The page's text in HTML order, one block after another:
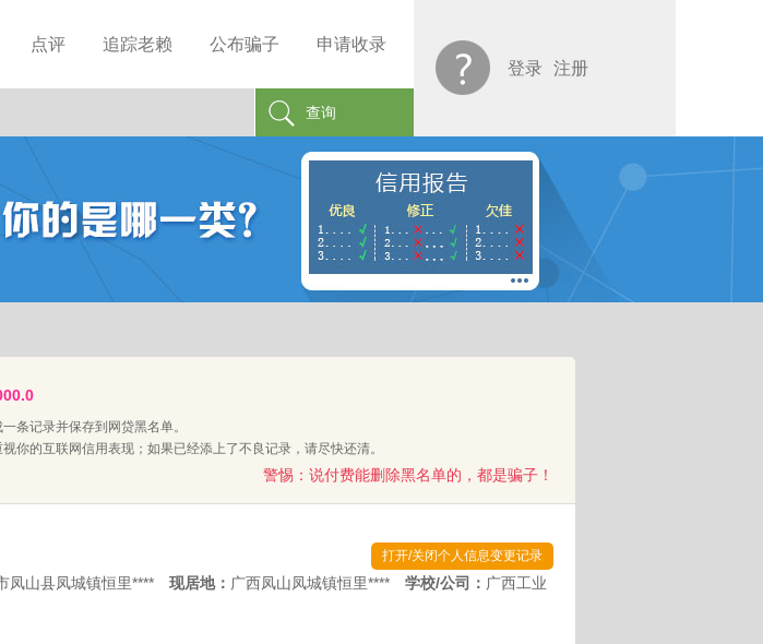
点评 追踪老赖 公布骗子 申请收录
查询
登录 注册
条记录并保存到网贷黑名单。
你的互联网信用表现；如果已经添上了不良记录，请尽快还清。
警惕：说付费能删除黑名单的，都是骗子！
打开/关闭个人信息变更记录
凤山县凤城镇恒里**** 现居地： 广西凤山凤城镇恒里**** 学校/公司： 广西工业